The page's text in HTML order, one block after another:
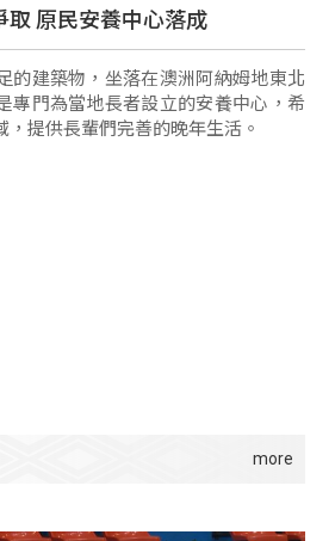
原民安養中心落成
的建築物，坐落在澳洲阿納姆地東北
專門為當地長者設立的安養中心，希
提供長輩們完善的晚年生活。